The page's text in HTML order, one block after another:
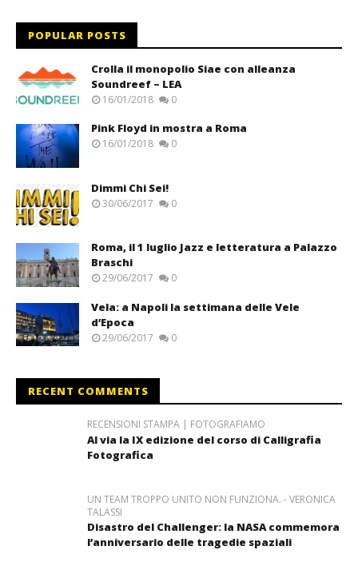
POPULAR POSTS
Crolla il monopolio Siae con alleanza
Soundreef – LEA
16/01/2018 0
Pink Floyd in mostra a Roma
16/01/2018 0
Dimmi Chi Sei!
30/06/2017 0
Roma, il 1 luglio Jazz e letteratura a Palazzo
Braschi
29/06/2017 0
Vela: a Napoli la settimana delle Vele
d’Epoca
29/06/2017 0
RECENT COMMENTS
RECENSIONI STAMPA | FOTOGRAFIAMO
Al via la IX edizione del corso di Calligrafia
Fotografica
UN TEAM TROPPO UNITO NON FUNZIONA. - VERONICA
TALASSI
Disastro del Challenger: la NASA commemora
l’anniversario delle tragedie spaziali